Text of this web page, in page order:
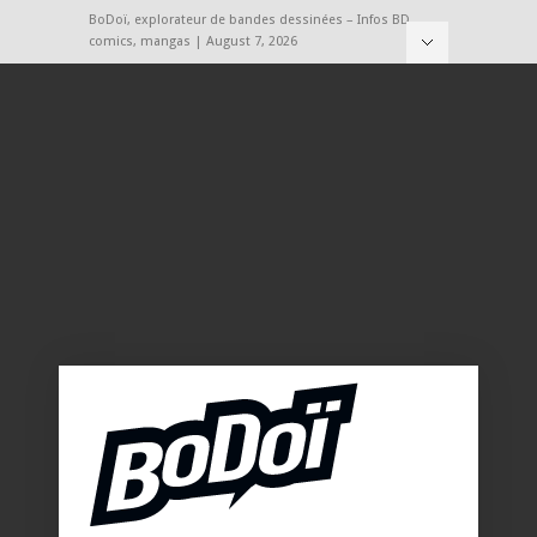
BoDoï, explorateur de bandes dessinées – Infos BD,
comics, mangas | August 7, 2026